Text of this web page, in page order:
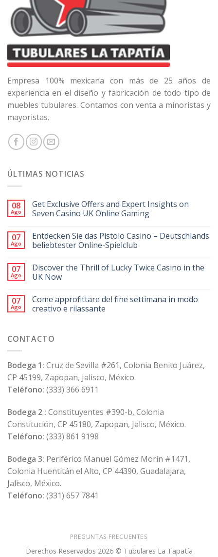
Empresa 100% mexicana con más de 25 años de
experiencia en el diseño y fabricación de todo tipo de
muebles tubulares. Contamos con venta a minoristas y
mayoristas.
ÚLTIMAS NOTICIAS
08
Ago
Get Exclusive Offers and Expert Insights on
Seven Casino UK Online Gaming
07
Ago
Entdecken Sie das Pistolo Casino – Deutschlands
beliebtester Online-Spielclub
07
Ago
Discover the Thrill of Lucky Twice Casino in the
UK Now
07
Ago
Come approfittare del fine settimana in modo
creativo e rilassante
CONTACTO
Bodega 1: Cruz de Sevilla #261, Colonia Benito Juárez,
CP 45199, Zapopan, Jalisco, México.
Teléfono: (333) 366 6911
Bodega 2 : Constituyentes #390-b, Colonia
Constitución, CP 45180, Zapopan, Jalisco, México.
Teléfono: (333) 861 9198
Bodega 3: Periférico Manuel Gómez Morin #1471,
Colonia Huentitán el Alto, CP 44390, Guadalajara,
Jalisco, México.
Teléfono: (331) 657 7841
PREGUNTAS FRECUENTES
Derechos Reservados 2026 © Tubulares La Tapatía